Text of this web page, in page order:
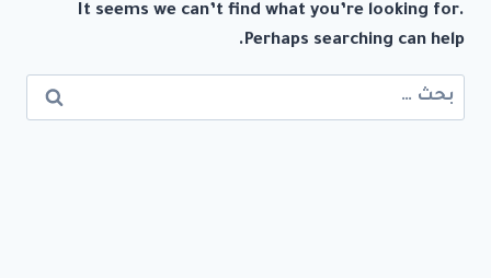
It seems we can’t find what you’re looking for.
Perhaps searching can help.
البحث
عن: